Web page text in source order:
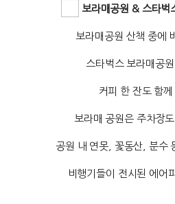
보라매공원 & 스타벅
보라매공원 산책 중에
스타벅스 보라매공
커피 한 잔도 함
보라매 공원은 주차장
공원 내 연못, 꽃동산, 분수
비행기들이 전시된 에어